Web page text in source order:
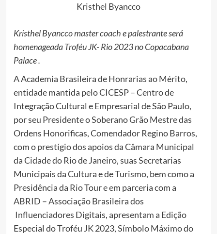
Kristhel Byancco
Kristhel Byancco master coach e palestrante será
homenageada Troféu JK- Rio 2023 no Copacabana
Palace .
A Academia Brasileira de Honrarias ao Mérito,
entidade mantida pelo CICESP – Centro de
Integração Cultural e Empresarial de São Paulo,
por seu Presidente o Soberano Grão Mestre das
Ordens Honorificas, Comendador Regino Barros,
com o prestígio dos apoios da Câmara Municipal
da Cidade do Rio de Janeiro, suas Secretarias
Municipais da Cultura e de Turismo, bem como a
Presidência da Rio Tour e em parceria com a
ABRID – Associação Brasileira dos
Influenciadores Digitais, apresentam a Edição
Especial do Troféu JK 2023, Símbolo Máximo do